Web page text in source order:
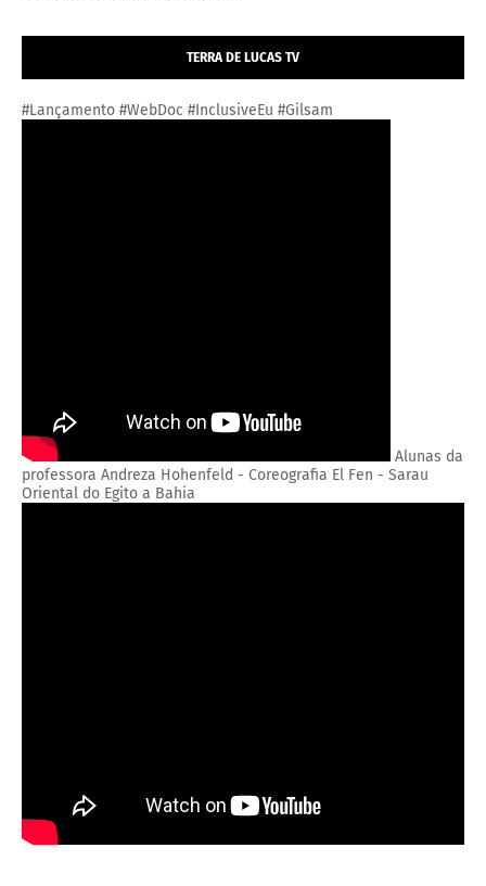
TERRA DE LUCAS TV
#Lançamento #WebDoc #InclusiveEu #Gilsam
Alunas da
professora Andreza Hohenfeld - Coreografia El Fen - Sarau
Oriental do Egito a Bahia